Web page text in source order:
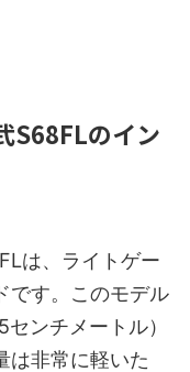
S68FLのイン
は、ライトゲー
です。このモデル
ンチメートル）
は非常に軽いた